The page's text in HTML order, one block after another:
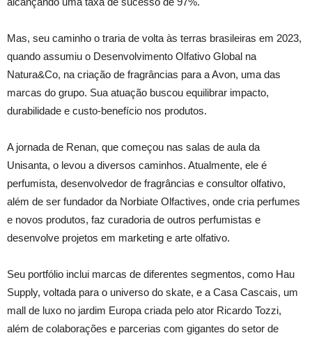
Mas, seu caminho o traria de volta às terras brasileiras em 2023,
quando assumiu o Desenvolvimento Olfativo Global na
Natura&Co, na criação de fragrâncias para a Avon, uma das
marcas do grupo. Sua atuação buscou equilibrar impacto,
durabilidade e custo-benefício nos produtos.
A jornada de Renan, que começou nas salas de aula da
Unisanta, o levou a diversos caminhos. Atualmente, ele é
perfumista, desenvolvedor de fragrâncias e consultor olfativo,
além de ser fundador da Norbiate Olfactives, onde cria perfumes
e novos produtos, faz curadoria de outros perfumistas e
desenvolve projetos em marketing e arte olfativo.
Seu portfólio inclui marcas de diferentes segmentos, como Hau
Supply, voltada para o universo do skate, e a Casa Cascais, um
mall de luxo no jardim Europa criada pelo ator Ricardo Tozzi,
além de colaborações e parcerias com gigantes do setor de